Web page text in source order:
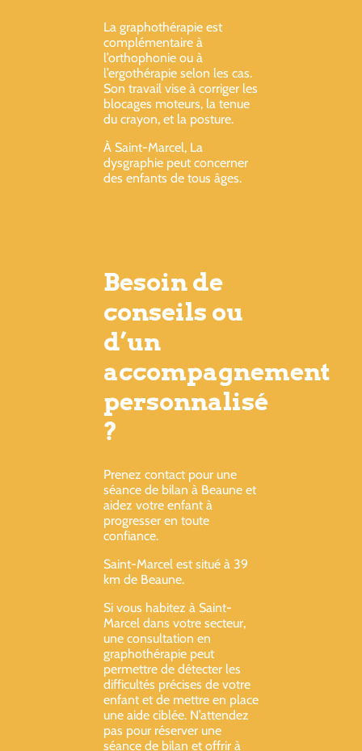
La graphothérapie est
complémentaire à
l’orthophonie ou à
l’ergothérapie selon les cas.
Son travail vise à corriger les
blocages moteurs, la tenue
du crayon, et la posture.
À Saint-Marcel, La
dysgraphie peut concerner
des enfants de tous âges.
Besoin de
conseils ou
d’un
accompagnement
personnalisé
?
Prenez contact pour une
séance de bilan à Beaune et
aidez votre enfant à
progresser en toute
confiance.
Saint-Marcel est situé à 39
km de Beaune.
Si vous habitez à Saint-
Marcel dans votre secteur,
une consultation en
graphothérapie peut
permettre de détecter les
difficultés précises de votre
enfant et de mettre en place
une aide ciblée. N’attendez
pas pour réserver une
séance de bilan et offrir à